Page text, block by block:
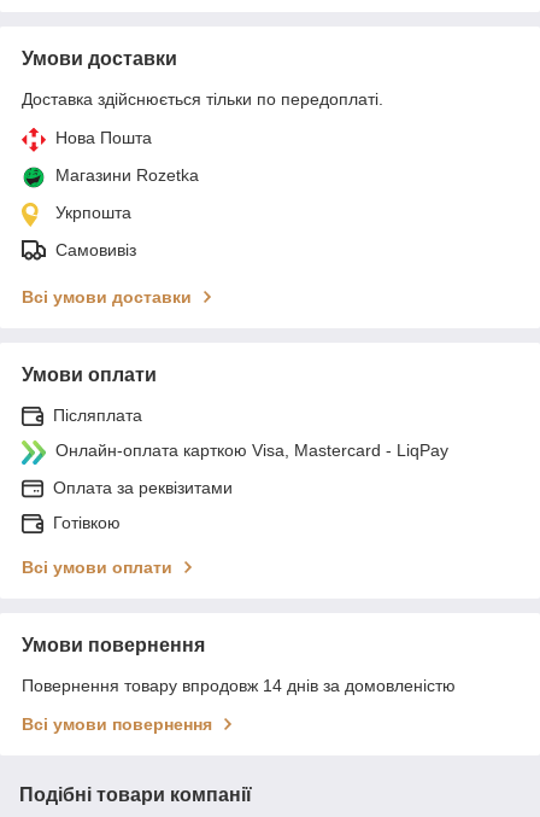
Умови доставки
Доставка здійснюється тільки по передоплаті.
Нова Пошта
Магазини Rozetka
Укрпошта
Самовивіз
Всі умови доставки
Умови оплати
Післяплата
Онлайн-оплата карткою Visa, Mastercard - LiqPay
Оплата за реквізитами
Готівкою
Всі умови оплати
Умови повернення
Повернення товару впродовж 14 днів за домовленістю
Всі умови повернення
Подібні товари компанії